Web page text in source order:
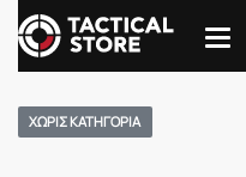
ΧΩΡΊΣ ΚΑΤΗΓΟΡΊΑ